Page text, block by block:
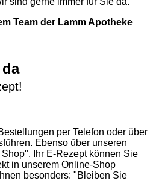
Team der Lamm Apotheke
per Telefon oder über
Ebenso über unseren
. Ihr E-Rezept können Sie
in unserem Online-Shop
besonders: "Bleiben Sie